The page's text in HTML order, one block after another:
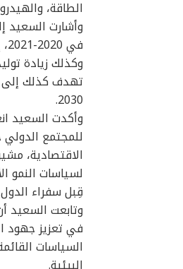
الطاقة،
2030.
وأكدت السعيد
للمجتمع الدولي
الاقتصادية،
لسياسات النمو
قِبل سفراء
وتابعت السعيد
في تعزيز جهود
السياسات